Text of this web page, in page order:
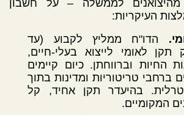
לממשלה –על חשבון
העיקריות:
הדו"ח ממליץ לקבוע (עד
בחוק תקן לאומי לייצוא בעלי-חיים,
החיות וברווחתן. כיום קיימים
ברחבי טריטוריות ומדינות בתוך
בהיעדר תקן אחיד, קל
המקומיים.